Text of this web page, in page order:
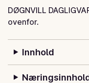
DØGNVILL
ovenfor.
Innhold